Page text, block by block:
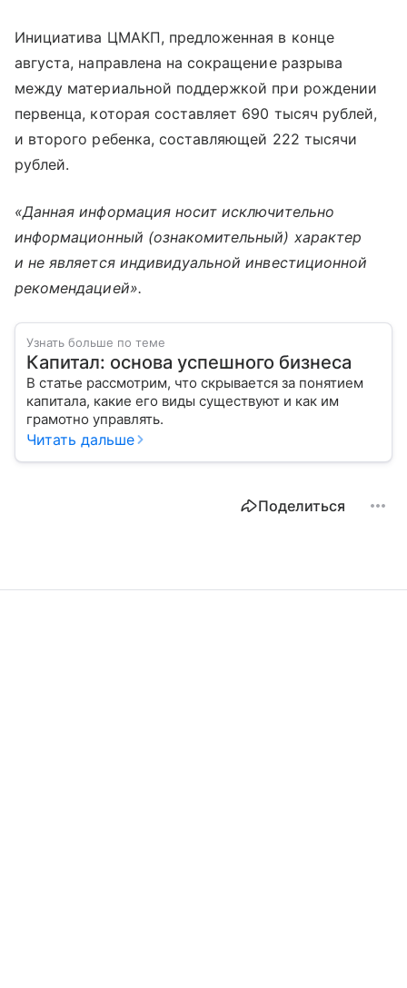
Инициатива ЦМАКП, предложенная в конце
августа, направлена на сокращение разрыва
между материальной поддержкой при рождении
первенца, которая составляет 690 тысяч рублей,
и второго ребенка, составляющей 222 тысячи
рублей.
«Данная информация носит исключительно
информационный (ознакомительный) характер
и не является индивидуальной инвестиционной
рекомендацией».
Узнать больше по теме
Капитал: основа успешного бизнеса
В статье рассмотрим, что скрывается за понятием
капитала, какие его виды существуют и как им
грамотно управлять.
Читать дальше
Поделиться